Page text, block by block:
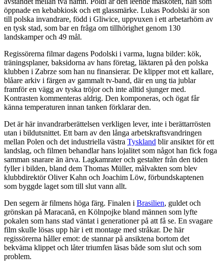
öppnade en kebabkiosk och ett glassmärke. Lukas Podolski är son
till polska invandrare, född i Gliwice, uppvuxen i ett arbetarhörn av
en tysk stad, som bar en fråga om tillhörighet genom 130
landskamper och 49 mål.
Regissörerna filmar dagens Podolski i varma, lugna bilder: kök,
träningsplaner, baksidorna av hans företag, läktaren på den polska
klubben i Zabrze som han nu finansierar. De klipper mot ett kallare,
blåare arkiv i färgen av gammalt tv-band, där en ung tia jublar
framför en vägg av tyska tröjor och inte alltid sjunger med.
Kontrasten kommenteras aldrig. Den komponeras, och ögat får
känna temperaturen innan tanken förklarar den.
Det är här invandrarberättelsen verkligen lever, inte i berättarrösten
utan i bildutsnittet. Ett barn av den långa arbetskraftsvandringen
mellan Polen och det industriella västra Tyskland blir ansiktet för ett
landslag, och filmen behandlar hans lojalitet som något han fick foga
samman snarare än ärva. Lagkamrater och gestalter från den tiden
fyller i bilden, bland dem Thomas Müller, målvakten som blev
klubbdirektör Oliver Kahn och Joachim Löw, förbundskaptenen
som byggde laget som till slut vann allt.
Den segern är filmens höga färg. Finalen i Brasilien, guldet och
grönskan på Maracanã, en Kölnpojke bland männen som lyfte
pokalen som hans stad väntat i generationer på att få se. En svagare
film skulle lösas upp här i ett montage med stråkar. De här
regissörerna håller emot: de stannar på ansiktena bortom det
bekväma klippet och låter triumfen läsas både som slut och som
problem.